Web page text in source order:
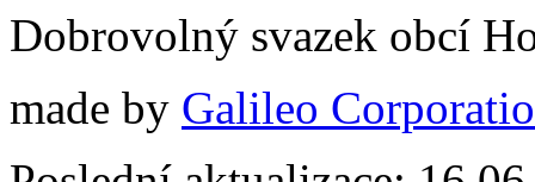
Dobrovolný svazek obcí
made by Galileo